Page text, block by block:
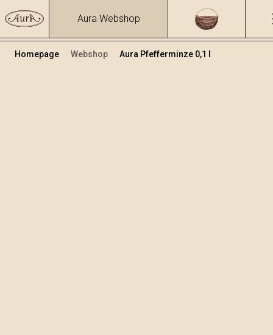
Aura Webshop
Homepage Webshop Aura Pfefferminze 0,1 l